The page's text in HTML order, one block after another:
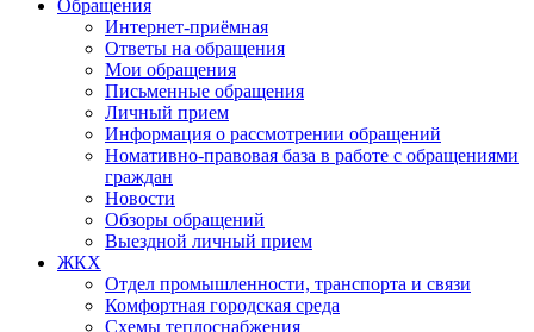
Обращения
Интернет-приёмная
Ответы на обращения
Мои обращения
Письменные обращения
Личный прием
Информация о рассмотрении обращений
Номативно-правовая база в работе с обращениями
граждан
Новости
Обзоры обращений
Выездной личный прием
ЖКХ
Отдел промышленности, транспорта и связи
Комфортная городская среда
Схемы теплоснабжения